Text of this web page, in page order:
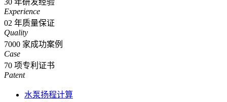
30 年研发经验
Experience
02 年质量保证
Quality
7000 家成功案例
Case
70 项专利证书
Patent
水泵扬程计算